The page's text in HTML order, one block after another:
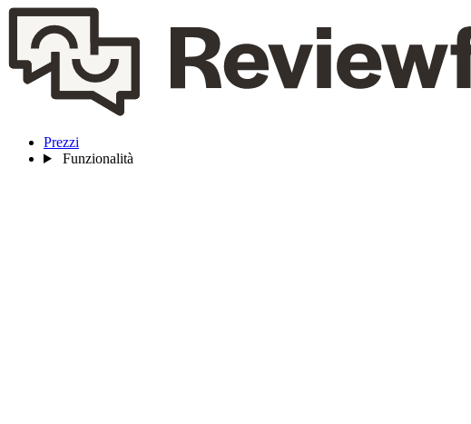
Prezzi
Funzionalità